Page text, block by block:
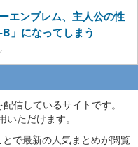
エンブレム、主人公の性
」になってしまう
信しているサイトです。
ただけます。
で最新の人気まとめが閲覧